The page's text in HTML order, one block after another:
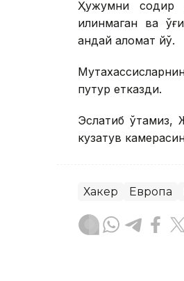
Ҳужумни содир
қилинмаган ва
қандай аломат йўқ.
путур етказди.
Эслатиб ўтамиз,
кузатув
Хакер Европа